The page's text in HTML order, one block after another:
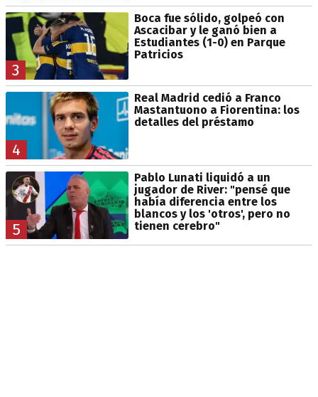
3
Boca fue sólido, golpeó con
Ascacibar y le ganó bien a
Estudiantes (1-0) en Parque
Patricios
4
Real Madrid cedió a Franco
Mastantuono a Fiorentina: los
detalles del préstamo
5
Pablo Lunati liquidó a un
jugador de River: "pensé que
había diferencia entre los
blancos y los 'otros', pero no
tienen cerebro"